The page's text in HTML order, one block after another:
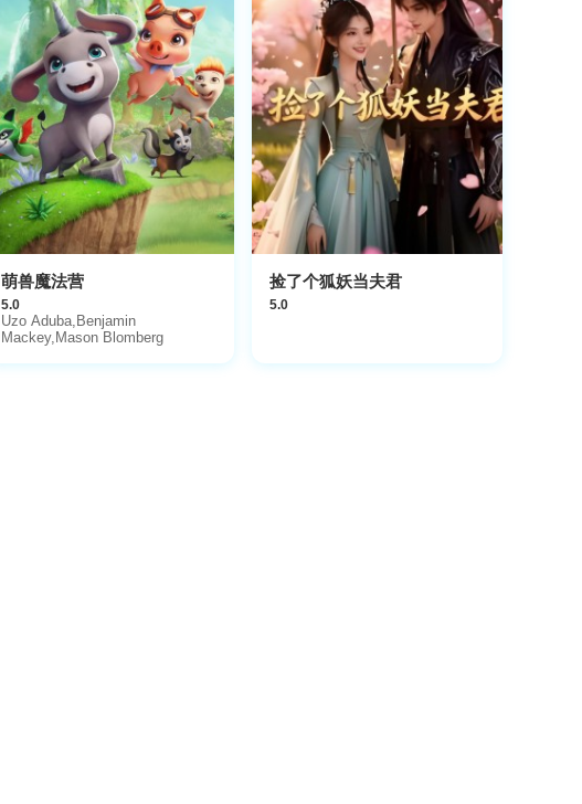
萌兽魔法营
5.0
Uzo Aduba,Benjamin
Mackey,Mason Blomberg
捡了个狐妖当夫君
5.0